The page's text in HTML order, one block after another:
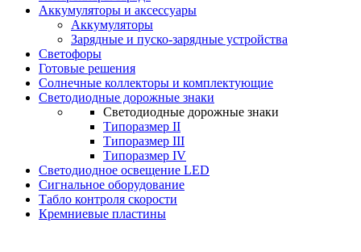
Аккумуляторы и аксессуары
Аккумуляторы
Зарядные и пуско-зарядные устройства
Светофоры
Готовые решения
Солнечные коллекторы и комплектующие
Светодиодные дорожные знаки
Светодиодные дорожные знаки
Типоразмер II
Типоразмер III
Типоразмер IV
Светодиодное освещение LED
Сигнальное оборудование
Табло контроля скорости
Кремниевые пластины